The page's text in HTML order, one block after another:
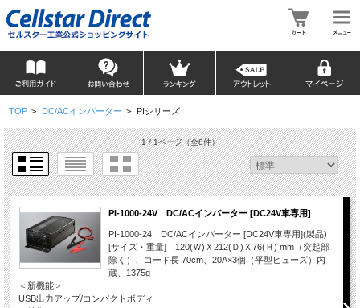
TOP > DC/ACインバーター > PIシリーズ
1 / 1ページ（全8件）
PI-1000-24V DC/ACインバーター [DC24V車専用]
PI-1000-24 DC/ACインバーター [DC24V車専用](製品)
[サイズ・重量] 120(Ｗ)Ｘ212(Ｄ)Ｘ76(Ｈ) mm（突起部
除く）、コード長 70cm、20A×3個（平型ヒューズ）内
蔵、1375g
＜新機能＞
USB出力アップ/コンパクトボディ